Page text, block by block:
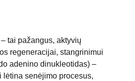
– tai pažangus, aktyvių
regeneracijai, stangrinimui
adenino dinukleotidas) –
senėjimo procesus,